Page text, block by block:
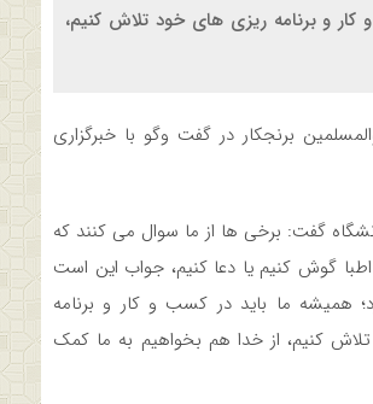
کار و برنامه ریزی های خود تلاش کنیم،
برنجکار در گفت وگو با خبرگزاری
گفت: برخی ها از ما سوال می کنند که
گوش کنیم یا دعا کنیم، جواب این است
همیشه ما باید در کسب و کار و برنامه
کنیم، از خدا هم بخواهیم به ما کمک